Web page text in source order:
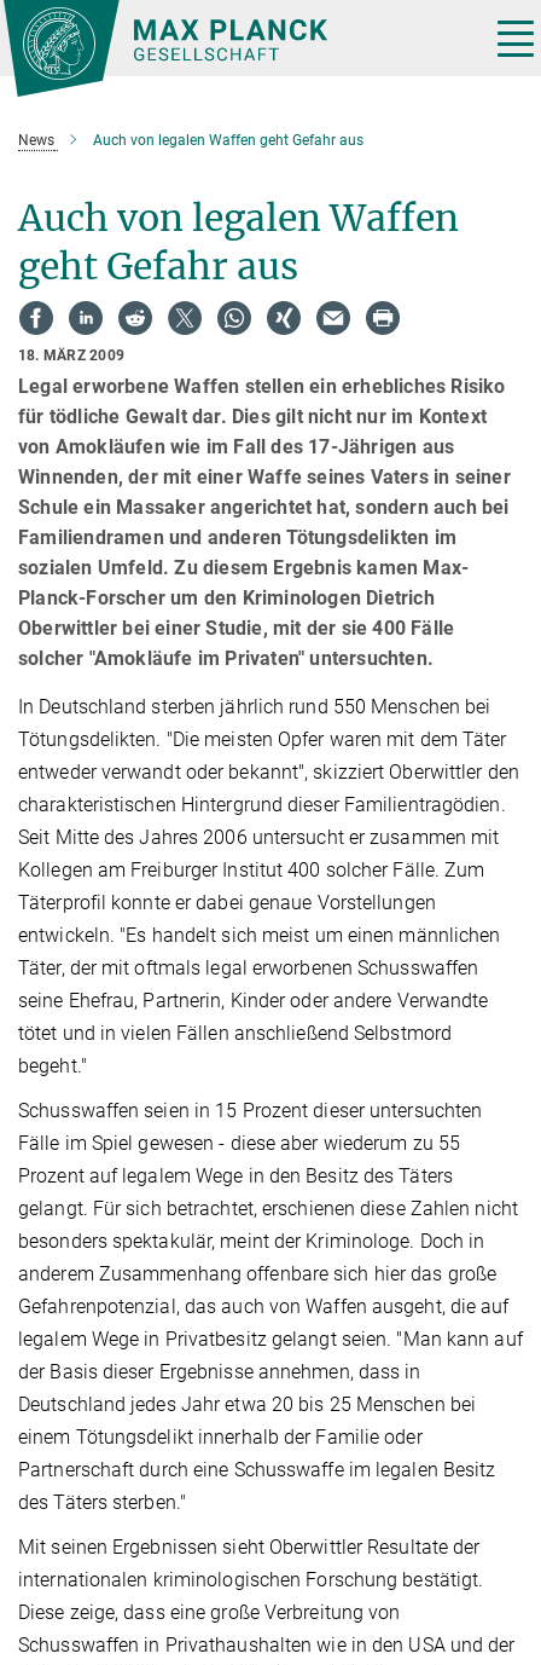
Hauptinhalt
News Auch von legalen Waffen geht Gefahr aus
Auch von legalen Waffen
geht Gefahr aus
18. MÄRZ 2009
Legal erworbene Waffen stellen ein erhebliches Risiko
für tödliche Gewalt dar. Dies gilt nicht nur im Kontext
von Amokläufen wie im Fall des 17-Jährigen aus
Winnenden, der mit einer Waffe seines Vaters in seiner
Schule ein Massaker angerichtet hat, sondern auch bei
Familiendramen und anderen Tötungsdelikten im
sozialen Umfeld. Zu diesem Ergebnis kamen Max-
Planck-Forscher um den Kriminologen Dietrich
Oberwittler bei einer Studie, mit der sie 400 Fälle
solcher "Amokläufe im Privaten" untersuchten.
In Deutschland sterben jährlich rund 550 Menschen bei
Tötungsdelikten. "Die meisten Opfer waren mit dem Täter
entweder verwandt oder bekannt", skizziert Oberwittler den
charakteristischen Hintergrund dieser Familientragödien.
Seit Mitte des Jahres 2006 untersucht er zusammen mit
Kollegen am Freiburger Institut 400 solcher Fälle. Zum
Täterprofil konnte er dabei genaue Vorstellungen
entwickeln. "Es handelt sich meist um einen männlichen
Täter, der mit oftmals legal erworbenen Schusswaffen
seine Ehefrau, Partnerin, Kinder oder andere Verwandte
tötet und in vielen Fällen anschließend Selbstmord
begeht."
Schusswaffen seien in 15 Prozent dieser untersuchten
Fälle im Spiel gewesen - diese aber wiederum zu 55
Prozent auf legalem Wege in den Besitz des Täters
gelangt. Für sich betrachtet, erschienen diese Zahlen nicht
besonders spektakulär, meint der Kriminologe. Doch in
anderem Zusammenhang offenbare sich hier das große
Gefahrenpotenzial, das auch von Waffen ausgeht, die auf
legalem Wege in Privatbesitz gelangt seien. "Man kann auf
der Basis dieser Ergebnisse annehmen, dass in
Deutschland jedes Jahr etwa 20 bis 25 Menschen bei
einem Tötungsdelikt innerhalb der Familie oder
Partnerschaft durch eine Schusswaffe im legalen Besitz
des Täters sterben."
Mit seinen Ergebnissen sieht Oberwittler Resultate der
internationalen kriminologischen Forschung bestätigt.
Diese zeige, dass eine große Verbreitung von
Schusswaffen in Privathaushalten wie in den USA und der